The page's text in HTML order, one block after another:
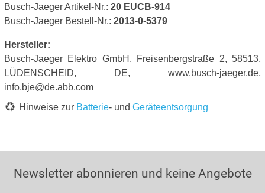
Busch-Jaeger Artikel-Nr.: 20 EUCB-914
Busch-Jaeger Bestell-Nr.: 2013-0-5379
Hersteller:
Busch-Jaeger Elektro GmbH, Freisenbergstraße 2, 58513,
LÜDENSCHEID, DE, www.busch-jaeger.de,
info.bje@de.abb.com
Hinweise zur Batterie- und Geräteentsorgung
Newsletter abonnieren und keine Angebote